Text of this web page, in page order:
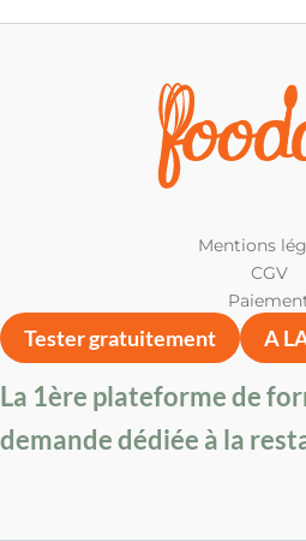
Mentions
CGV
Tester gratuitement A
La 1ère plateforme de
demande dédiée à la